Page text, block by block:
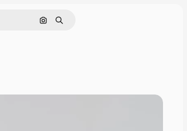
Pesquisar por imagem
Buscar